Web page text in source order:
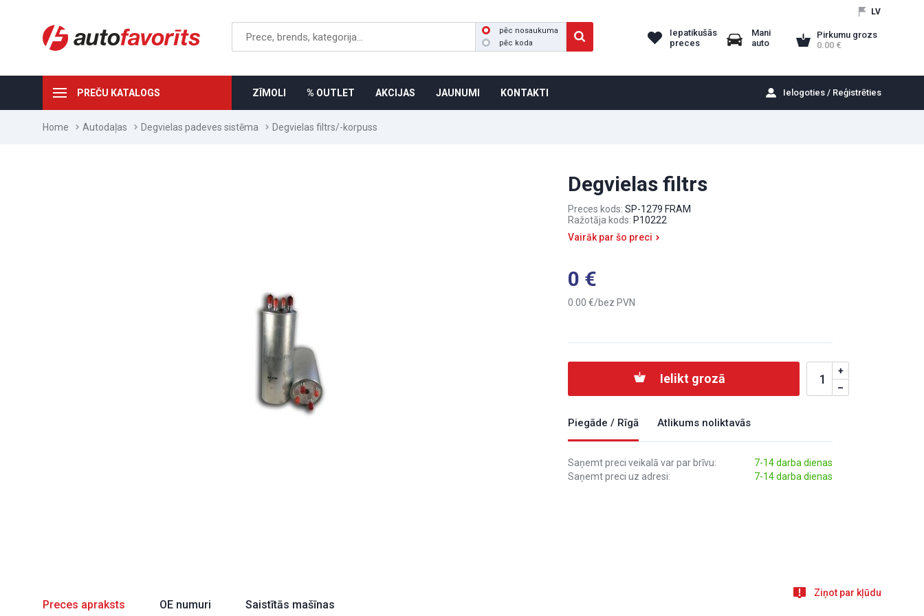
LV
Iepatikušās
preces
Mani
auto
Pirkumu grozs
0.00
pēc nosaukuma
pēc koda
Ielogoties / Reģistrēties
PREČU KATALOGS ZĪMOLI % OUTLET AKCIJAS JAUNUMI KONTAKTI
Home Autodaļas Degvielas padeves sistēma Degvielas filtrs/-korpuss
Degvielas filtrs
Preces kods: SP-1279 FRAM
Ražotāja kods: P10222
Vairāk par šo preci
0
0.00 bez PVN
Ielikt grozā
Piegāde / Rīgā Atlikums noliktavās
Saņemt preci veikalā var par brīvu:
7-14 darba dienas
Saņemt preci uz adresi:
7-14 darba dienas
Ziņot par kļūdu
Preces apraksts OE numuri Saistītās mašīnas